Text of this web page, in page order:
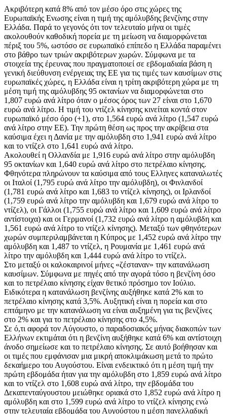
Ακριβότερη κατά 8% από τον μέσο όρο στις χώρες της
Ευρωπαϊκής Ενωσης είναι η τιμή της αμόλυβδης βενζίνης στην
Ελλάδα. Παρά το γεγονός ότι τον τελευταίο μήνα οι τιμές
ακολουθούν καθοδική πορεία με τη μείωση να διαμορφώνεται
πέριξ του 5%, ωστόσο σε ευρωπαϊκό επίπεδο η Ελλάδα παραμένει
στο βάθρο των τριών ακριβότερων χωρών. Σύμφωνα με τα
στοιχεία της έρευνας που πραγματοποιεί σε εβδομαδιαία βάση η
γενική διεύθυνση ενέργειας της ΕΕ για τις τιμές των καυσίμων στις
ευρωπαϊκές χώρες, η Ελλάδα είναι η τρίτη ακριβότερη χώρα με τη
μέση τιμή της αμόλυβδης 95 οκτανίων να διαμορφώνεται στο
1,807 ευρώ ανά λίτρο όταν ο μέσος όρος των 27 είναι στο 1,670
ευρώ ανά λίτρο. Η τιμή του ντίζελ κίνησης κινείται κοντά στον
ευρωπαϊκό μέσο όρο (+1), στο 1,564 ευρώ ανά λίτρο (1,547 ευρώ
ανά λίτρο στην ΕΕ). Την πρώτη θέση ως προς την ακρίβεια στα
καύσιμα έχει η Δανία με την αμόλυβδη στο 1,941 ευρώ ανά λίτρο
και το ντίζελ στο 1,641 ευρώ ανά λίτρο.
Ακολουθεί η Ολλανδία με 1,916 ευρώ ανά λίτρο στην αμόλυβδη
95 οκτανίων και 1,640 ευρώ ανά λίτρο στο πετρέλαιο κίνησης.
Φθηνότερα πληρώνουν τα καύσιμα από τους Ελληνες καταναλωτές
οι Ιταλοί (1,795 ευρώ ανά λίτρο την αμόλυβδη), οι Φινλανδοί
(1,781 ευρώ ανά λίτρο και 1,683 το ντίζελ κίνησης), οι Ιρλανδοί
(1,759 ευρώ ανά λίτρο την αμόλυβδη και 1,679 ευρώ ανά λίτρο το
ντίζελ), οι Γάλλοι (1,755 ευρώ ανά λίτρο και 1,609 ευρώ ανά λίτρο
αντίστοιχα) και οι Γερμανοί (1,732 ευρώ ανά λίτρο η αμόλυβδη και
1,561 ευρώ ανά λίτρο το ντίζελ κίνησης). Μεταξύ των φθηνότερων
χωρών συμπεριλαμβάνεται η Κύπρος με 1,452 ευρώ ανά λίτρο την
αμόλυβδη και 1,487 το ντίζελ, η Ρουμανία με 1,461 ευρώ ανά
λίτρο την αμόλυβδη και 1,444 ευρώ ανά λίτρο το ντίζελ.
Στο μεταξύ οι καλοκαιρινοί μήνες «ζέσταναν» την κατανάλωση
καυσίμων. Σύμφωνα με πηγές από την αγορά τόσο η βενζίνη όσο
και το πετρέλαιο κίνησης είχαν θετικό πρόσημο τον Ιούλιο.
Ειδικότερα η κατανάλωση βενζίνης αυξήθηκε κατά 2% και το
πετρέλαιο κίνησης κατά 3,5%. Αυξητική είναι η πορεία και στο
επτάμηνο με την κατανάλωση να είναι αυξημένη για τις βενζίνες
στο 2% και για το πετρέλαιο κίνησης στο 4,5%.
Σε ό,τι αφορά τον Αύγουστο, ο παραδοσιακός μήνας διακοπών των
Ελλήνων εκτιμάται ότι η βενζίνη αυξήθηκε κατά 6% και αντίστοιχη
άνοδο σημείωσε και το πετρέλαιο κίνησης. Σε αυτό βοήθησαν και
οι τιμές που εμφάνισαν μια μικρή αποκλιμάκωση μετά το πρώτο
δεκαήμερο του Αυγούστου. Είναι ενδεικτικό ότι η μέση τιμή την
πρώτη εβδομάδα ήταν για την αμόλυβδη στο 1,859 ευρώ ανά λίτρο
και το ντίζελ στο 1,608 ευρώ ανά λίτρο, την εβδομάδα του
Δεκαπενταύγουστου μειώθηκε οριακά στο 1,852 ευρώ ανά λίτρο η
αμόλυβδη και στο 1,599 ευρώ ανά λίτρο το ντίζελ κίνησης ενώ
στην τελευταία εβδομάδα του Αυγούστου η μέση πανελλαδική